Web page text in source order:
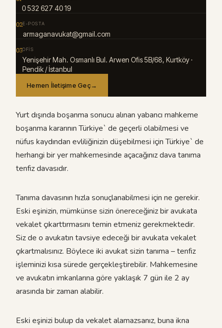
0 532 627 40 19
02E-POSTA
armaganavukat@gmail.com
03OFIS
Yenişehir Mah. Osmanlı Bul. Arwen Ofis 5B/68, Kurtköy ·
Pendik / İstanbul
Hemen İletişime Geç→
Yurt dışında boşanma sonucu alınan yabancı mahkeme
boşanma kararının Türkiye` de geçerli olabilmesi ve
nüfus kaydından evliliğinizin düşebilmesi için Türkiye` de
herhangi bir yer mahkemesinde açacağınız dava tanıma
tenfiz davasıdır.
Tanıma davasının hızla sonuçlanabilmesi için ne gerekir.
Eski eşinizin, mümkünse sizin önereceğiniz bir avukata
vekalet çıkarttırmasını temin etmeniz gerekmektedir.
Siz de o avukatın tavsiye edeceği bir avukata vekalet
çıkartmalısınız. Böylece iki avukat sizin tanıma – tenfiz
işleminizi kısa sürede gerçekleştirebilir. Mahkemesine
ve avukatın imkanlarına göre yaklaşık 7 gün ile 2 ay
arasında bir zaman alabilir.
Eski eşinizi bulup da vekalet alamazsanız, buna ikna